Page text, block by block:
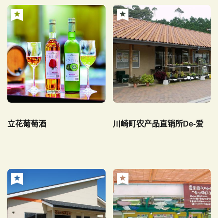
立花葡萄酒 川崎町农产品直销所De-爱